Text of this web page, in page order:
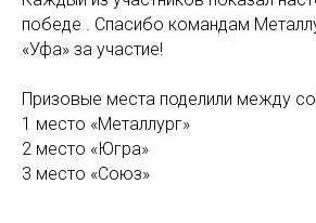
победе . Спасибо командам
«Уфа» за участие!
Призовые места поделили между
1 место «Металлург»
2 место «Югра»
3 место «Союз»